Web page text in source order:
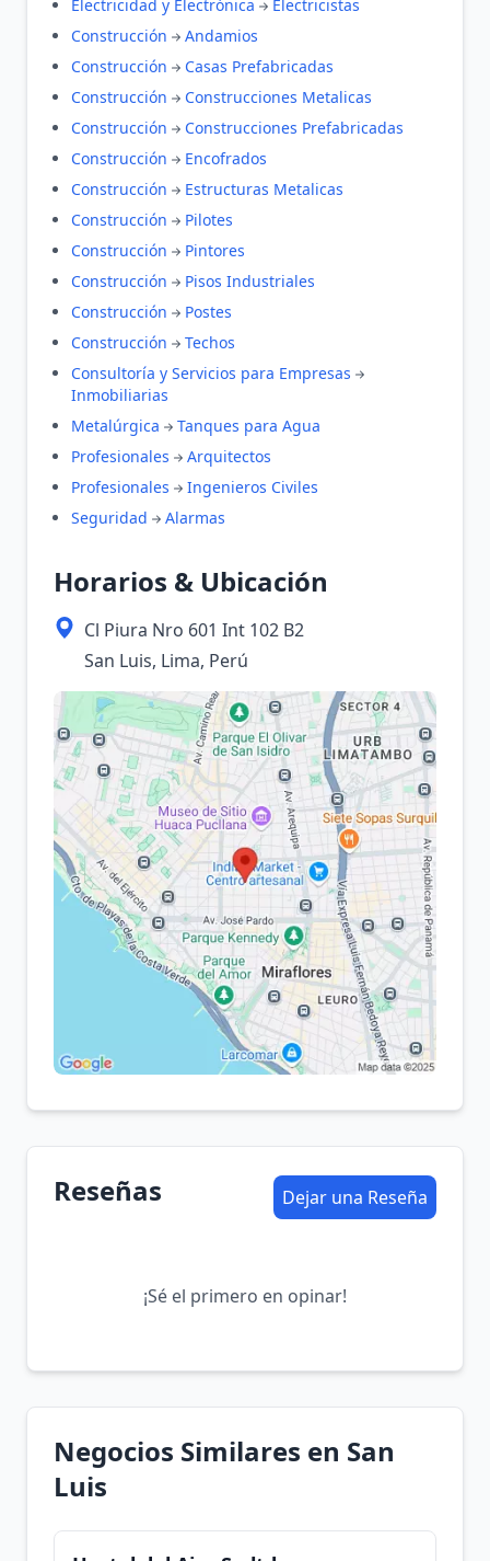
Electricidad y Electrónica
Electricistas
Construcción
Andamios
Construcción
Casas Prefabricadas
Construcción
Construcciones Metalicas
Construcción
Construcciones Prefabricadas
Construcción
Encofrados
Construcción
Estructuras Metalicas
Construcción
Pilotes
Construcción
Pintores
Construcción
Pisos Industriales
Construcción
Postes
Construcción
Techos
Consultoría y Servicios para Empresas
Inmobiliarias
Metalúrgica
Tanques para Agua
Profesionales
Arquitectos
Profesionales
Ingenieros Civiles
Seguridad
Alarmas
Horarios & Ubicación
Cl Piura Nro 601 Int 102 B2
San Luis, Lima, Perú
Reseñas Dejar una Reseña
¡Sé el primero en opinar!
Negocios Similares en San
Luis